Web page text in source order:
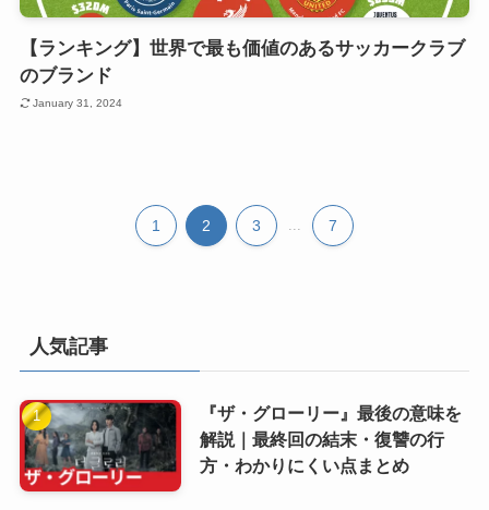
【ランキング】世界で最も価値のあるサッカークラブ
のブランド
January 31, 2024
1 2 3 ... 7
人気記事
『ザ・グローリー』最後の意味を
解説｜最終回の結末・復讐の行
方・わかりにくい点まとめ